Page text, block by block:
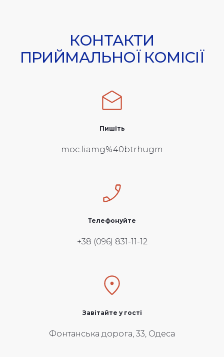
КОНТАКТИ
ПРИЙМАЛЬНОЇ КОМІСІЇ
Пишіть
moc.liamg%40btrhugm
Телефонуйте
+38 (096) 831-11-12
Завітайте у гості
Фонтанська дорога, 33, Одеса